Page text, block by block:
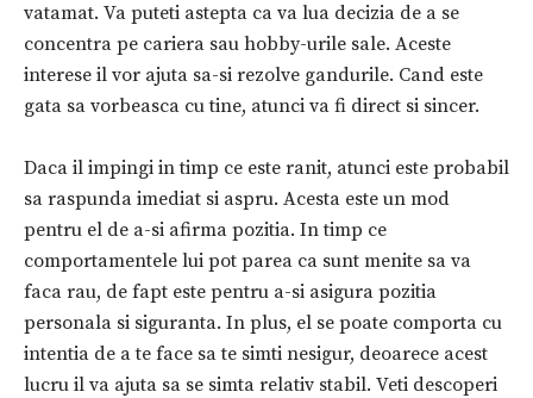
vatamat. Va puteti astepta ca va lua decizia de a se
concentra pe cariera sau hobby-urile sale. Aceste
interese il vor ajuta sa-si rezolve gandurile. Cand este
gata sa vorbeasca cu tine, atunci va fi direct si sincer.
Daca il impingi in timp ce este ranit, atunci este probabil
sa raspunda imediat si aspru. Acesta este un mod
pentru el de a-si afirma pozitia. In timp ce
comportamentele lui pot parea ca sunt menite sa va
faca rau, de fapt este pentru a-si asigura pozitia
personala si siguranta. In plus, el se poate comporta cu
intentia de a te face sa te simti nesigur, deoarece acest
lucru il va ajuta sa se simta relativ stabil. Veti descoperi